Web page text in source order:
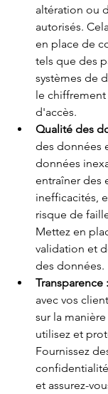
altération ou
autorisés.
en place de
tels que des
systèmes de
le
d'accès.
Qualité des
des données
données
entraîner des
inefficacités,
risque de
Mettez en
validation et
des données.
Transparence :
avec vos
sur la
utilisez et
Fournissez
et assurez-